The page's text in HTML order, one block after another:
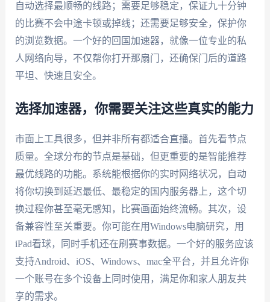
自动选择最顺畅的线路；需要足够稳定，保证九十分钟
的比赛不会中途卡顿或掉线；还需要足够安全，保护你
的浏览数据。一个好的回国加速器，就像一位专业的私
人网络向导，不仅帮你打开那扇门，还确保门后的道路
平坦、快速且安全。
选择加速器，你需要关注这些真实的能力
市面上工具很多，但并非所有都适合直播。首先看节点
质量。全球分布的节点是基础，但更重要的是智能推荐
最优线路的功能。系统能根据你的实时网络状况，自动
将你切换到延迟最低、最稳定的国内服务器上，这个切
换过程你甚至毫无感知，比赛画面始终流畅。其次，设
备兼容性至关重要。你可能在用Windows电脑研究，用
iPad看球，同时手机还在刷赛事数据。一个好的服务应该
支持Android、iOS、Windows、mac全平台，并且允许你
一个账号在多个设备上同时使用，满足你和家人朋友共
享的需求。